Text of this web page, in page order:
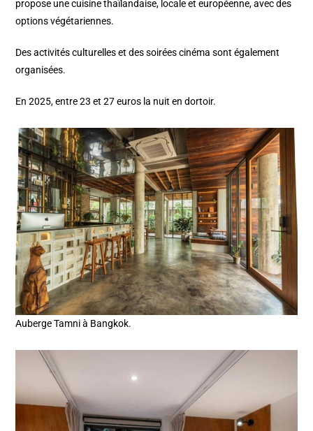
propose une cuisine thaïlandaise, locale et européenne, avec des
options végétariennes.
Des activités culturelles et des soirées cinéma sont également
organisées.
En 2025, entre 23 et 27 euros la nuit en dortoir.
Auberge Tamni à Bangkok.